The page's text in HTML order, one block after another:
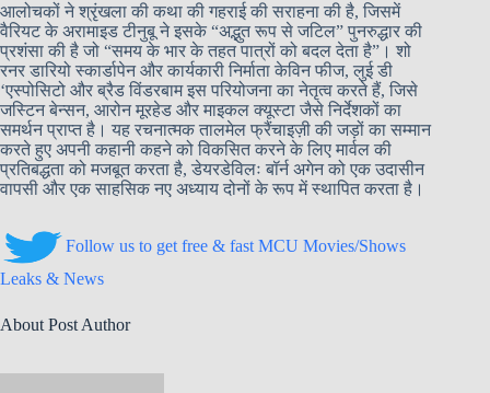
आलोचकों ने श्रृंखला की कथा की गहराई की सराहना की है, जिसमें
वैरियट के अरामाइड टीनुबू ने इसके “अद्भुत रूप से जटिल” पुनरुद्धार की
प्रशंसा की है जो “समय के भार के तहत पात्रों को बदल देता है”। शो
रनर डारियो स्कार्डापेन और कार्यकारी निर्माता केविन फीज, लुई डी
‘एस्पोसिटो और ब्रैड विंडरबाम इस परियोजना का नेतृत्व करते हैं, जिसे
जस्टिन बेन्सन, आरोन मूरहेड और माइकल क्यूस्टा जैसे निर्देशकों का
समर्थन प्राप्त है। यह रचनात्मक तालमेल फ्रैंचाइज़ी की जड़ों का सम्मान
करते हुए अपनी कहानी कहने को विकसित करने के लिए मार्वल की
प्रतिबद्धता को मजबूत करता है, डेयरडेविलः बॉर्न अगेन को एक उदासीन
वापसी और एक साहसिक नए अध्याय दोनों के रूप में स्थापित करता है।
Follow us to get free & fast MCU Movies/Shows
Leaks & News
About Post Author